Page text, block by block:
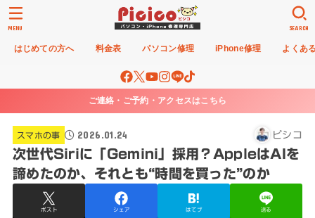
はじめての方へ 料金表 パソコン修理 iPhone修理 よくあ
SEARCH
MENU
ご連絡・ご予約・アクセスはこちら
スマホの事 2026.01.24 ピシコ
次世代Siriに「Gemini」採用？AppleはAIを
諦めたのか、それとも“時間を買った”のか
ポスト シェア はてブ 送る